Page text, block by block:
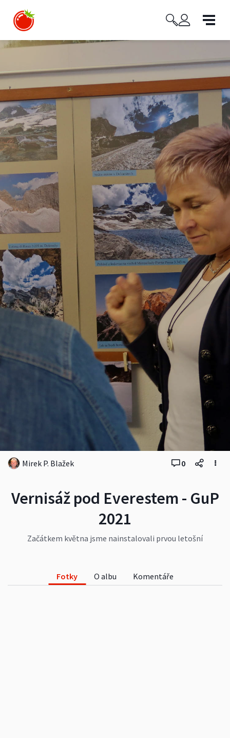
Vernisáž pod Everestem - GuP
2021
Začátkem května jsme nainstalovali prvou letošní
vernisáží oficiálně výstavu zahájili.#kultura
Mirek P. Blažek 0
Fotky O albu Komentáře